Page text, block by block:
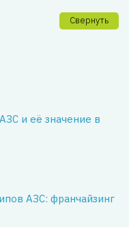
Свернуть
и её значение в
АЗС: франчайзинг